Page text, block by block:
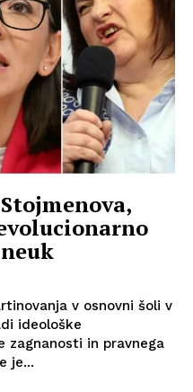
v osnovni šoli v
ideološke
zagnanosti in pravnega
je...